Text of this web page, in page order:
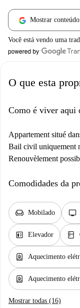
Mostrar
Você está vendo uma
O que esta
Como é viver aqui
Appartement situé
Bail civil uniquement
Renouvèlement
Comodidades da
chair Mobilado tv
elevator Elevador kitchen
water_heater Aquecimento
water_heater Aquecimento
Mostrar todas (16)